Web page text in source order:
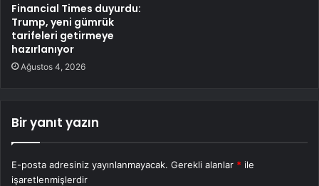
Financial Times duyurdu:
Trump, yeni gümrük
tarifeleri getirmeye
hazırlanıyor
Ağustos 4, 2026
Bir yanıt yazın
E-posta adresiniz yayınlanmayacak. Gerekli alanlar * ile
işaretlenmişlerdir